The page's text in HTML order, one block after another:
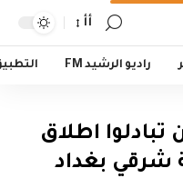
أأ
راديو الرشيد FM
تبادلوا اطلاق
شرقي بغداد